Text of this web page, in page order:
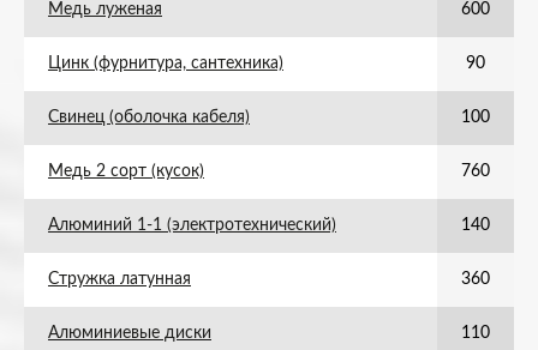
Медь луженая 600
Цинк (фурнитура, сантехника) 90
Свинец (оболочка кабеля) 100
Медь 2 сорт (кусок) 760
Алюминий 1-1 (электротехнический) 140
Стружка латунная 360
Алюминиевые диски 110